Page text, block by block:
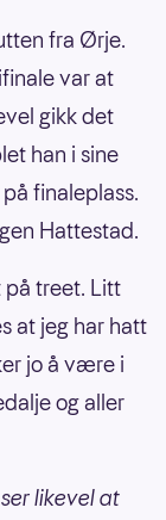
fra Ørje.
var at
gikk det
han i sine
finaleplass.
Hattestad.
treet. Litt
at jeg har hatt
jo å være i
og aller
likevel at